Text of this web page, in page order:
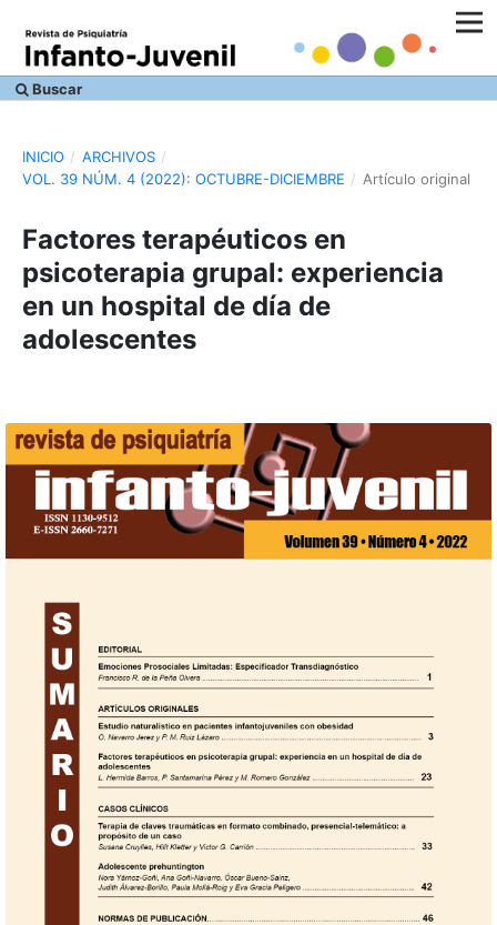
Buscar
INICIO / ARCHIVOS /
VOL. 39 NÚM. 4 (2022): OCTUBRE-DICIEMBRE / Artículo original
Factores terapéuticos en
psicoterapia grupal: experiencia
en un hospital de día de
adolescentes